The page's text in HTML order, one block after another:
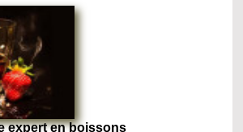
expert en boissons